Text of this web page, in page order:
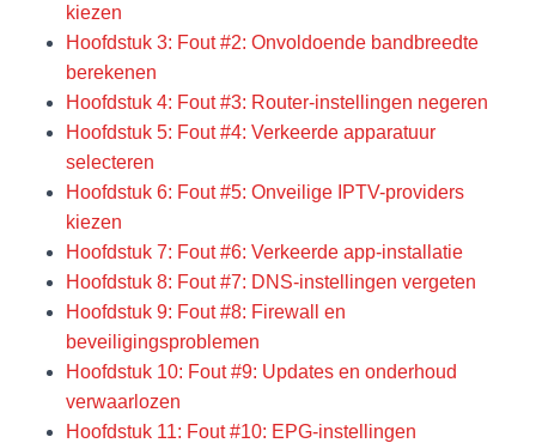
kiezen
Hoofdstuk 3: Fout #2: Onvoldoende bandbreedte
berekenen
Hoofdstuk 4: Fout #3: Router-instellingen negeren
Hoofdstuk 5: Fout #4: Verkeerde apparatuur
selecteren
Hoofdstuk 6: Fout #5: Onveilige IPTV-providers
kiezen
Hoofdstuk 7: Fout #6: Verkeerde app-installatie
Hoofdstuk 8: Fout #7: DNS-instellingen vergeten
Hoofdstuk 9: Fout #8: Firewall en
beveiligingsproblemen
Hoofdstuk 10: Fout #9: Updates en onderhoud
verwaarlozen
Hoofdstuk 11: Fout #10: EPG-instellingen